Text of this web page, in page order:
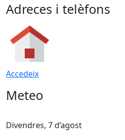
Adreces i telèfons
Accedeix
Meteo
Divendres, 7 d’agost